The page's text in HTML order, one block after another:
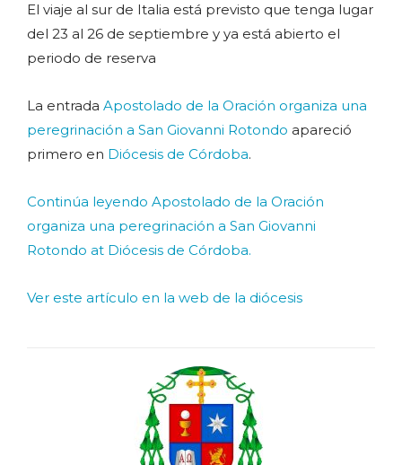
El viaje al sur de Italia está previsto que tenga lugar
del 23 al 26 de septiembre y ya está abierto el
periodo de reserva
La entrada Apostolado de la Oración organiza una
peregrinación a San Giovanni Rotondo apareció
primero en Diócesis de Córdoba.
Continúa leyendo Apostolado de la Oración
organiza una peregrinación a San Giovanni
Rotondo at Diócesis de Córdoba.
Ver este artículo en la web de la diócesis